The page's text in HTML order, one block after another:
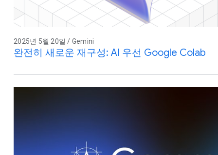
2025년 5월 20일 / Gemini
완전히 새로운 재구성: AI 우선 Google Colab